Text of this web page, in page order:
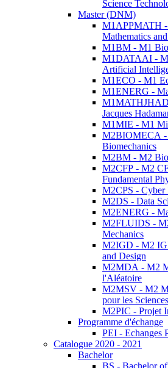
Science
Master (DNM)
M1APPMATH
Mathematics
M1BM - M1
M1DATAAI -
Artificial
M1ECO - M1
M1ENERG -
Jacques
M1MIE - M1
M2BIOMECA -
Biomechanics
M2BM - M2
M2CFP - M2
Fundamental
M2CPS - Cyber
M2DS - Data
M2ENERG -
M2FLUIDS -
Mechanics
M2IGD - M2
and Design
M2MDA - M2
l'Aléatoire
M2MSV - M2
pour les
M2PIC - Projet
Programme d'échange
PEI - Echanges
Catalogue 2020 - 2021
Bachelor
BS - Bachelor